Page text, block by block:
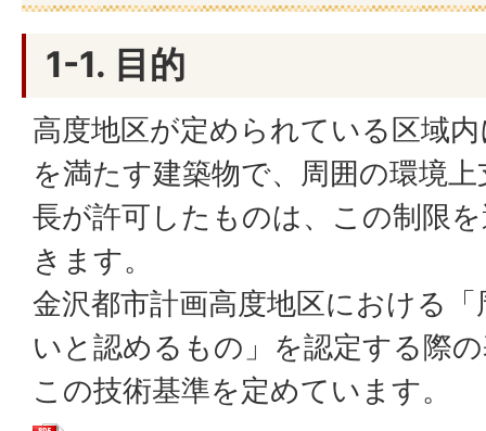
1-1. 目的
高度地区が定められている区域
を満たす建築物で、周囲の環境
長が許可したものは、この制限
きます。
金沢都市計画高度地区における
いと認めるもの」を認定する際
この技術基準を定めています。